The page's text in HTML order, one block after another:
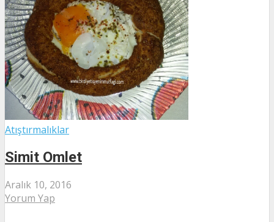
Atıştırmalıklar
Simit Omlet
Aralık 10, 2016
Yorum Yap